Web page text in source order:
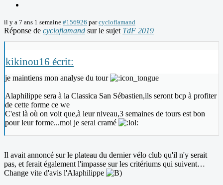
il y a 7 ans 1 semaine #156926 parcycloflamand
Réponse de cycloflamand sur le sujet TdF 2019
kikinou16 écrit:
je maintiens mon analyse du tour
Alaphilippe sera à la Classica San Sébastien,ils seront bcp à profiter
de cette forme ce we
C'est là où on voit que,à leur niveau,3 semaines de tours est bon
pour leur forme...moi je serai cramé
Il avait annoncé sur le plateau du dernier vélo club qu'il n'y serait
pas, et ferait également l'impasse sur les critériums qui suivent…
Change vite d'avis l'Alaphilippe